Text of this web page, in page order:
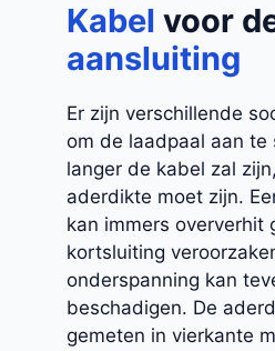
Kabel voor
aansluiting
Er zijn verschillende
om de laadpaal aan te
langer de kabel zal
aderdikte moet zijn.
kan immers oververhit
kortsluiting
onderspanning kan
beschadigen. De
gemeten in vierkante